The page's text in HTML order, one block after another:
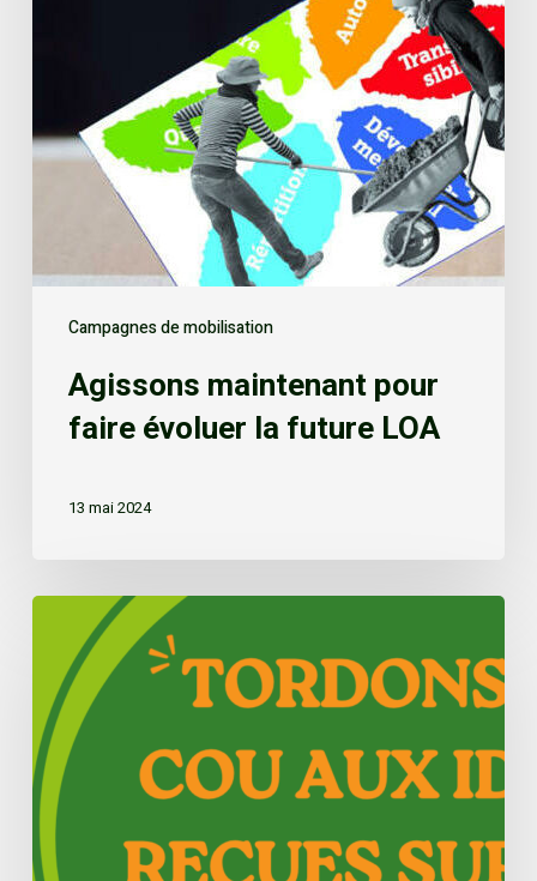
Campagnes de mobilisation
Agissons maintenant pour
faire évoluer la future LOA
13 mai 2024